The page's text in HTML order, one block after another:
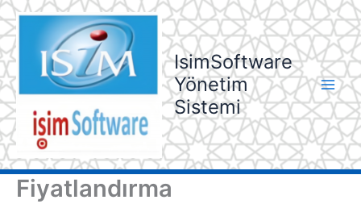
İçeriğe
atla
IsimSoftware
Yönetim
Sistemi
Fiyatlandırma